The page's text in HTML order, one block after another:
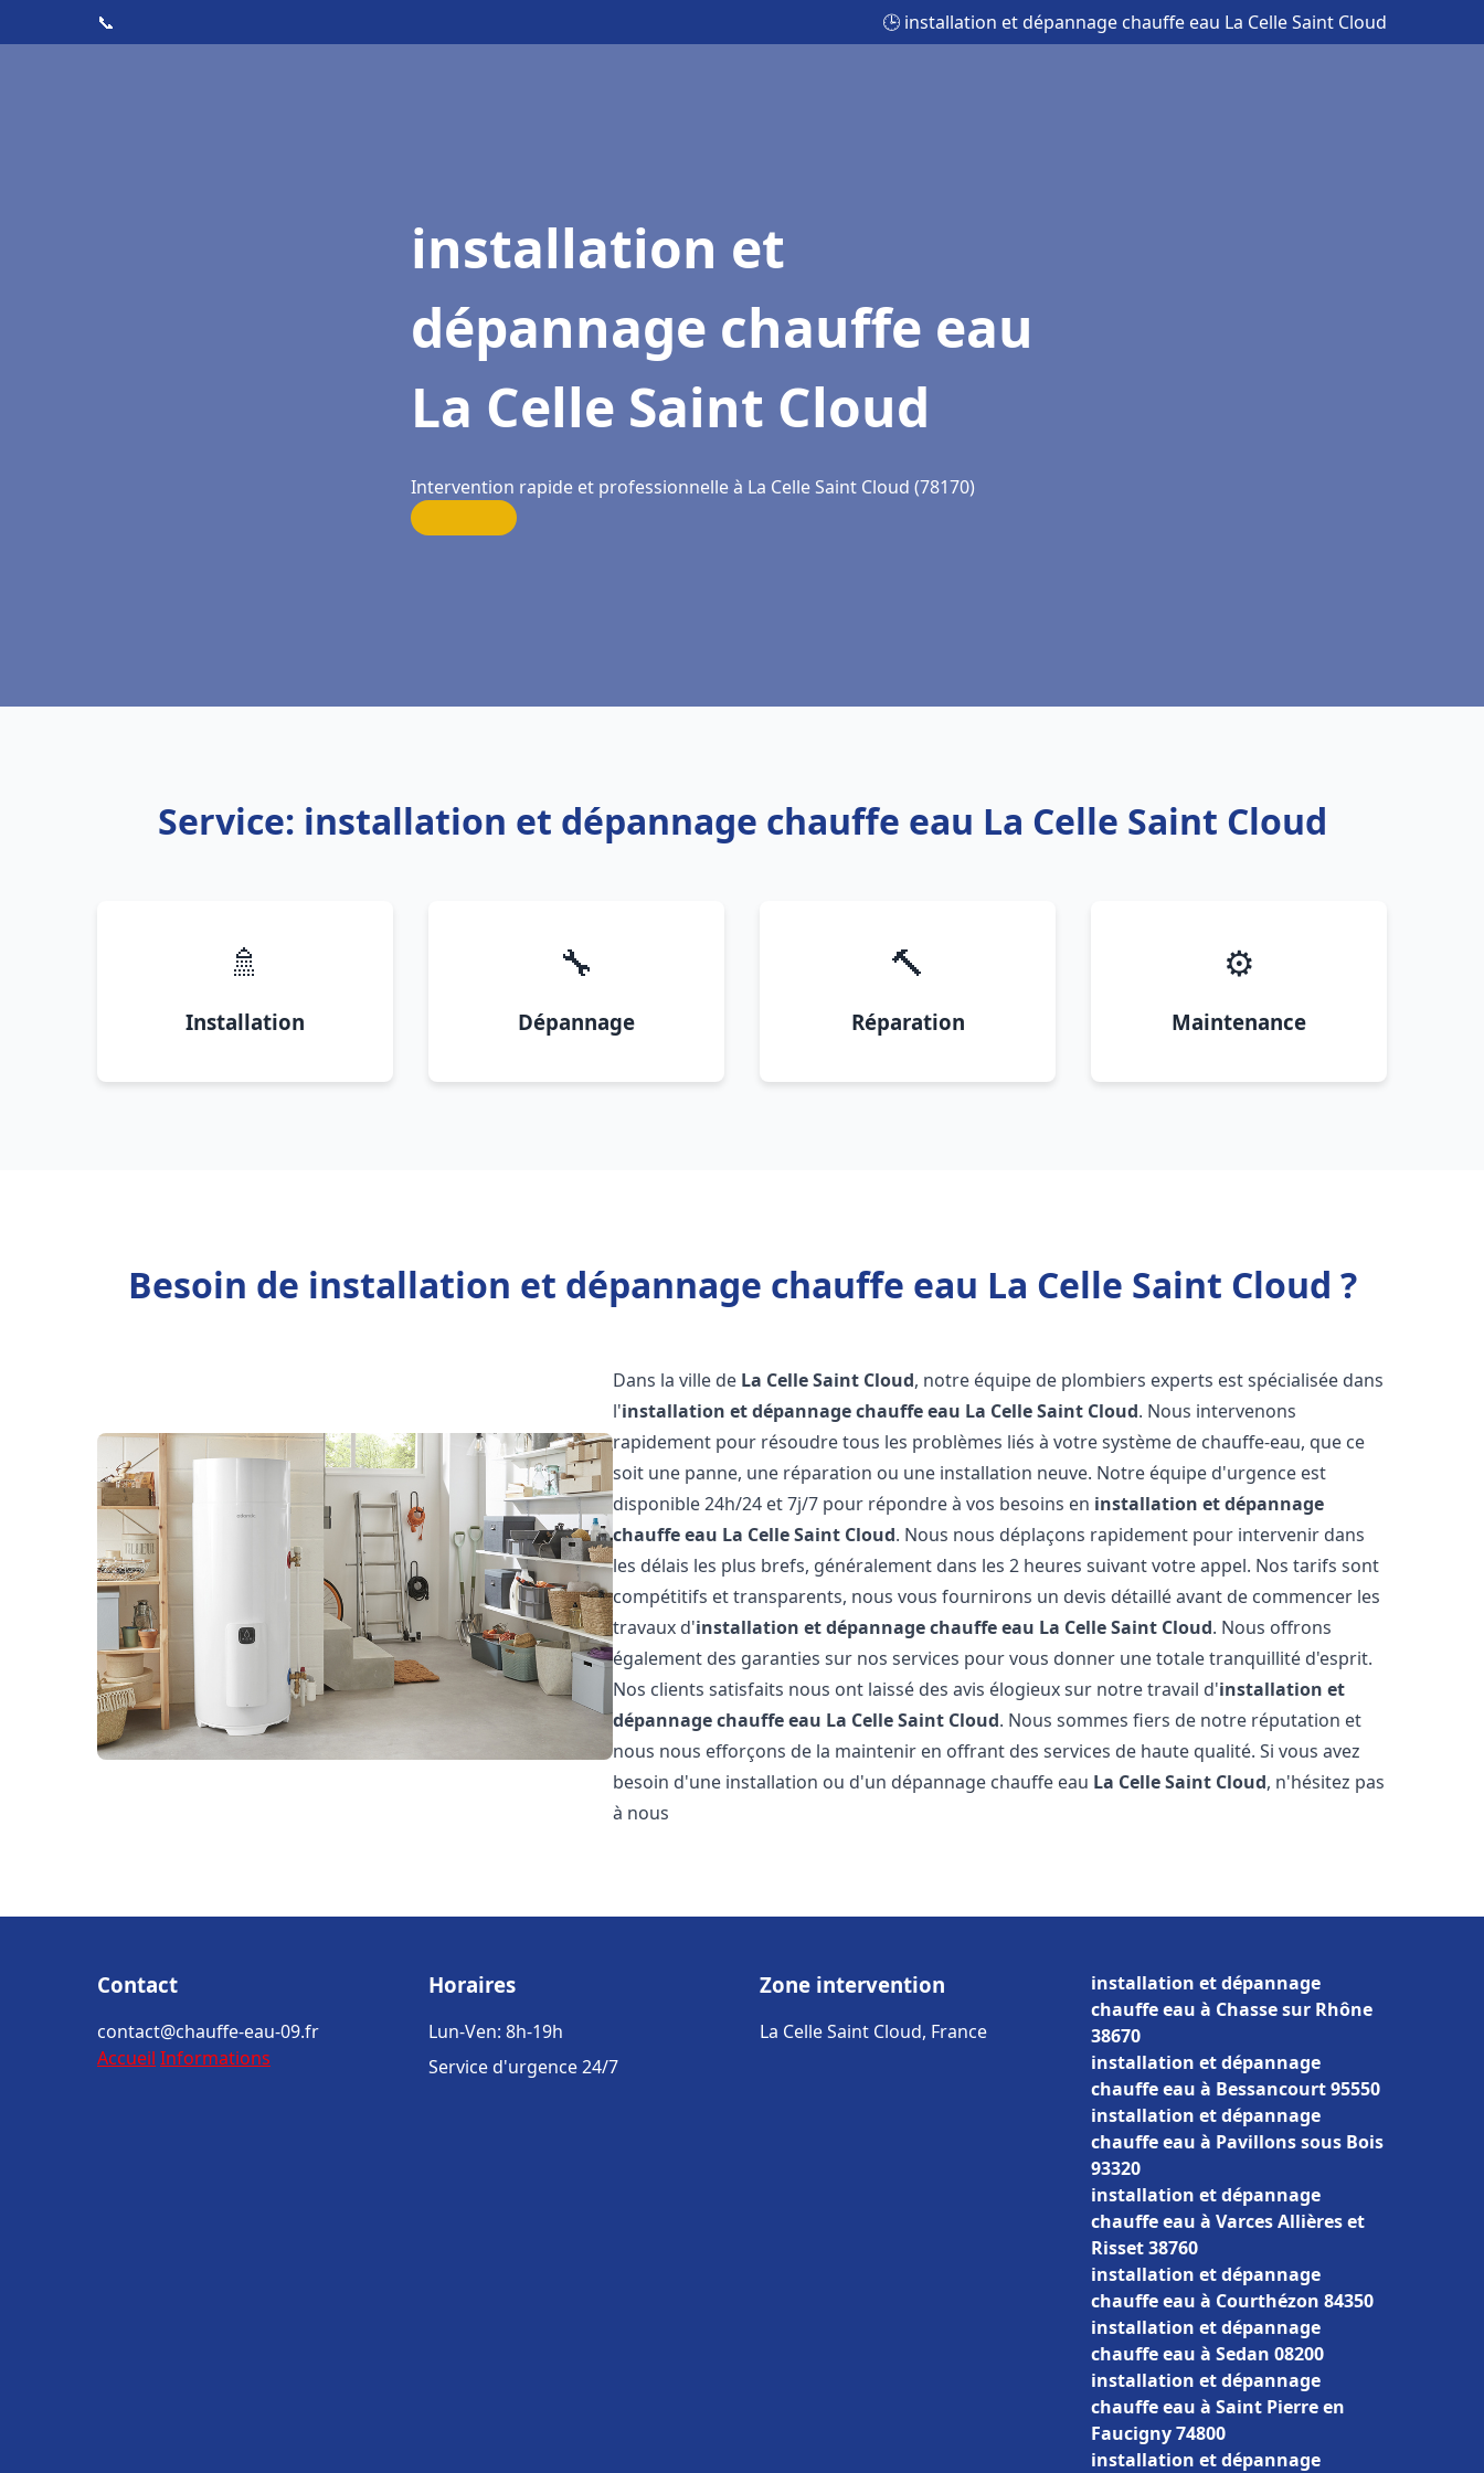
📞 🕒 installation et dépannage chauffe eau La Celle Saint Cloud
installation et
dépannage chauffe eau
La Celle Saint Cloud
Intervention rapide et professionnelle à La Celle Saint Cloud (78170)
Service: installation et dépannage chauffe eau La Celle Saint Cloud
🚿
Installation
🔧
Dépannage
🔨
Réparation
⚙️
Maintenance
Besoin de installation et dépannage chauffe eau La Celle Saint Cloud ?
Dans la ville de La Celle Saint Cloud, notre équipe de plombiers experts est spécialisée dans
l'installation et dépannage chauffe eau La Celle Saint Cloud. Nous intervenons
rapidement pour résoudre tous les problèmes liés à votre système de chauffe-eau, que ce
soit une panne, une réparation ou une installation neuve. Notre équipe d'urgence est
disponible 24h/24 et 7j/7 pour répondre à vos besoins en installation et dépannage
chauffe eau La Celle Saint Cloud. Nous nous déplaçons rapidement pour intervenir dans
les délais les plus brefs, généralement dans les 2 heures suivant votre appel. Nos tarifs sont
compétitifs et transparents, nous vous fournirons un devis détaillé avant de commencer les
travaux d'installation et dépannage chauffe eau La Celle Saint Cloud. Nous offrons
également des garanties sur nos services pour vous donner une totale tranquillité d'esprit.
Nos clients satisfaits nous ont laissé des avis élogieux sur notre travail d'installation et
dépannage chauffe eau La Celle Saint Cloud. Nous sommes fiers de notre réputation et
nous nous efforçons de la maintenir en offrant des services de haute qualité. Si vous avez
besoin d'une installation ou d'un dépannage chauffe eau La Celle Saint Cloud, n'hésitez pas
à nous
Contact
contact@chauffe-eau-09.fr
Accueil Informations
Horaires
Lun-Ven: 8h-19h
Service d'urgence 24/7
Zone intervention
La Celle Saint Cloud, France
installation et dépannage
chauffe eau à Chasse sur Rhône
38670
installation et dépannage
chauffe eau à Bessancourt 95550
installation et dépannage
chauffe eau à Pavillons sous Bois
93320
installation et dépannage
chauffe eau à Varces Allières et
Risset 38760
installation et dépannage
chauffe eau à Courthézon 84350
installation et dépannage
chauffe eau à Sedan 08200
installation et dépannage
chauffe eau à Saint Pierre en
Faucigny 74800
installation et dépannage